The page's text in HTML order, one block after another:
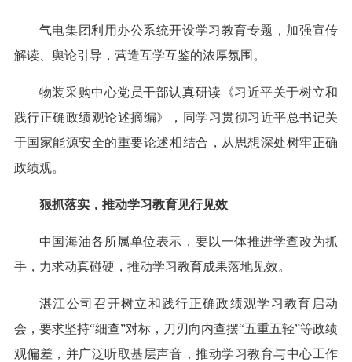
气电集团利用办公系统开设学习教育专题，加强宣传
解读、舆论引导，营造互学互鉴的浓厚氛围。
物装采购中心党员干部认真研读《习近平关于树立和
践行正确政绩观论述摘编》，同学习贯彻习近平总书记关
于国家能源安全的重要论述相结合，从思想深处树牢正确
政绩观。
狠抓落实，推动学习教育见行见效
中国海油各所属单位表示，要以一体推进学查改为抓
手，力求动真碰硬，推动学习教育成果落地见效。
湛江公司召开树立和践行正确政绩观学习教育启动
会，要求坚持“细查”对标，刀刃向内查摆“五重五轻”等政绩
观偏差，并广泛听取基层声音，推动学习教育与中心工作